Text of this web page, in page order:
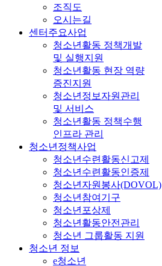
조직도
오시는길
센터주요사업
청소년활동 정책개발
및 실행지원
청소년활동 현장 역량
증진지원
청소년정보자원관리
및 서비스
청소년활동 정책수행
인프라 관리
청소년정책사업
청소년수련활동신고제
청소년수련활동인증제
청소년자원봉사(DOVOL)
청소년참여기구
청소년포상제
청소년활동안전관리
청소년 그룹활동 지원
청소년 정보
e청소년